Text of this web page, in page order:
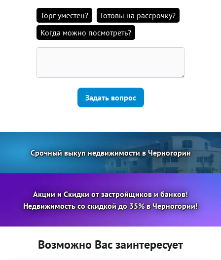
Торг уместен?
Готовы на рассрочку?
Когда можно посмотреть?
Задать вопрос
Срочный выкуп недвижимости в Черногории
Акции и Скидки от застройщиков и банков!
Недвижимость со скидкой до 35% в Черногории!
Возможно Вас заинтересует